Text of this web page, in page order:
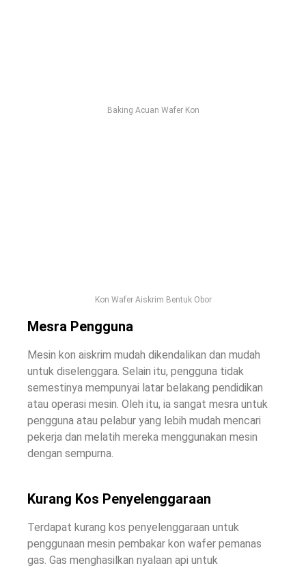
Baking Acuan Wafer Kon
Kon Wafer Aiskrim Bentuk Obor
Mesra Pengguna
Mesin kon aiskrim mudah dikendalikan dan mudah
untuk diselenggara. Selain itu, pengguna tidak
semestinya mempunyai latar belakang pendidikan
atau operasi mesin. Oleh itu, ia sangat mesra untuk
pengguna atau pelabur yang lebih mudah mencari
pekerja dan melatih mereka menggunakan mesin
dengan sempurna.
Kurang Kos Penyelenggaraan
Terdapat kurang kos penyelenggaraan untuk
penggunaan mesin pembakar kon wafer pemanas
gas. Gas menghasilkan nyalaan api untuk